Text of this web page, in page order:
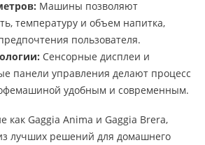
Машины позволяют
температуру и объем напитка,
пользователя.
Сенсорные дисплеи и
панели управления делают процесс
удобным и современным.
как Gaggia Anima и Gaggia Brera,
лучших решений для домашнего